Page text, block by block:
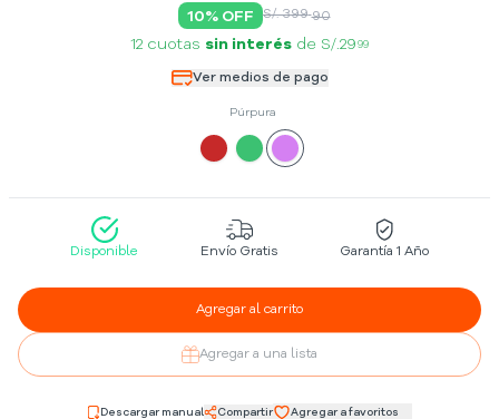
10% OFF S/. 399 90
12 cuotas sin interés de S/.29 99
Ver medios de pago
Púrpura
Disponible Envío Gratis Garantía 1 Año
Agregar al carrito
Agregar a una lista
Descargar manual Compartir Agregar a favoritos